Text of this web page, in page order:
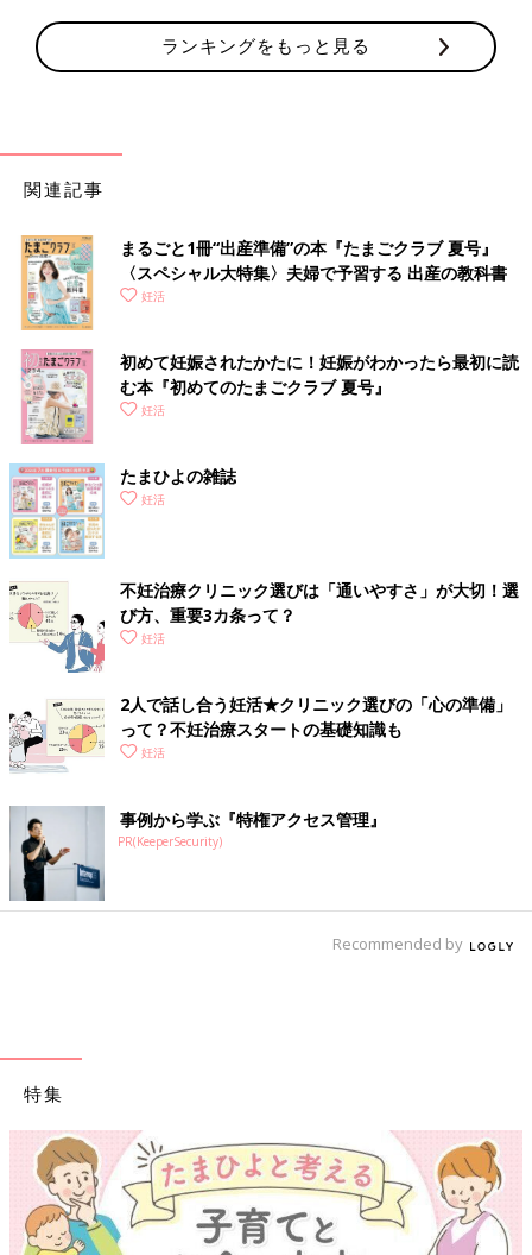
ランキングをもっと見る
関連記事
まるごと1冊“出産準備”の本『たまごクラブ 夏号』
〈スペシャル大特集〉夫婦で予習する 出産の教科書
妊活
初めて妊娠されたかたに！妊娠がわかったら最初に読
む本『初めてのたまごクラブ 夏号』
妊活
たまひよの雑誌
妊活
不妊治療クリニック選びは「通いやすさ」が大切！選
び方、重要3カ条って？
妊活
2人で話し合う妊活★クリニック選びの「心の準備」
って？不妊治療スタートの基礎知識も
妊活
事例から学ぶ『特権アクセス管理』
PR(KeeperSecurity)
Recommended by
特集
【ワクチ